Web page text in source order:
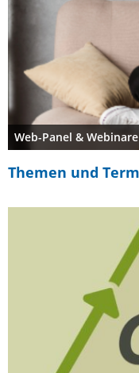
Web-Panel & Webinare
Themen und